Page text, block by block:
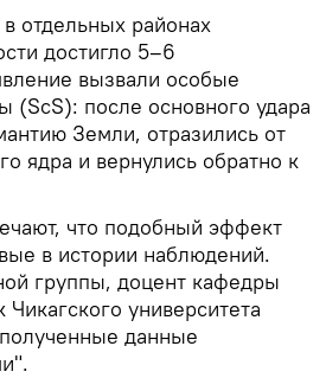
отдельных районах
достигло 5–6
вызвали особые
(ScS): после основного удара
Земли, отразились от
ядра и вернулись обратно к
что подобный эффект
в истории наблюдений.
группы, доцент кафедры
университета
данные